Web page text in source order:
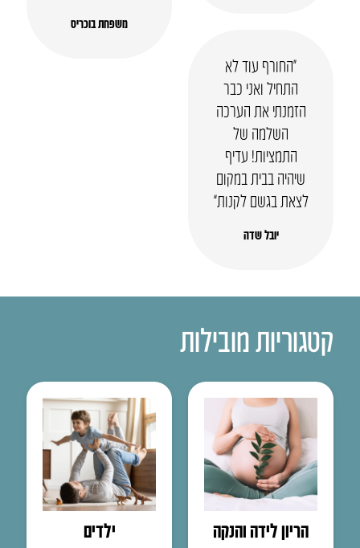
משפחת בוכריס
“החורף עוד לא
התחיל ואני כבר
הזמנתי את הערכה
השלמה של
התמציות! עדיף
שיהיה בבית במקום
לצאת בגשם לקנות”
יובל שדה
קטגוריות מובילות
הריון לידה והנקה ילדים